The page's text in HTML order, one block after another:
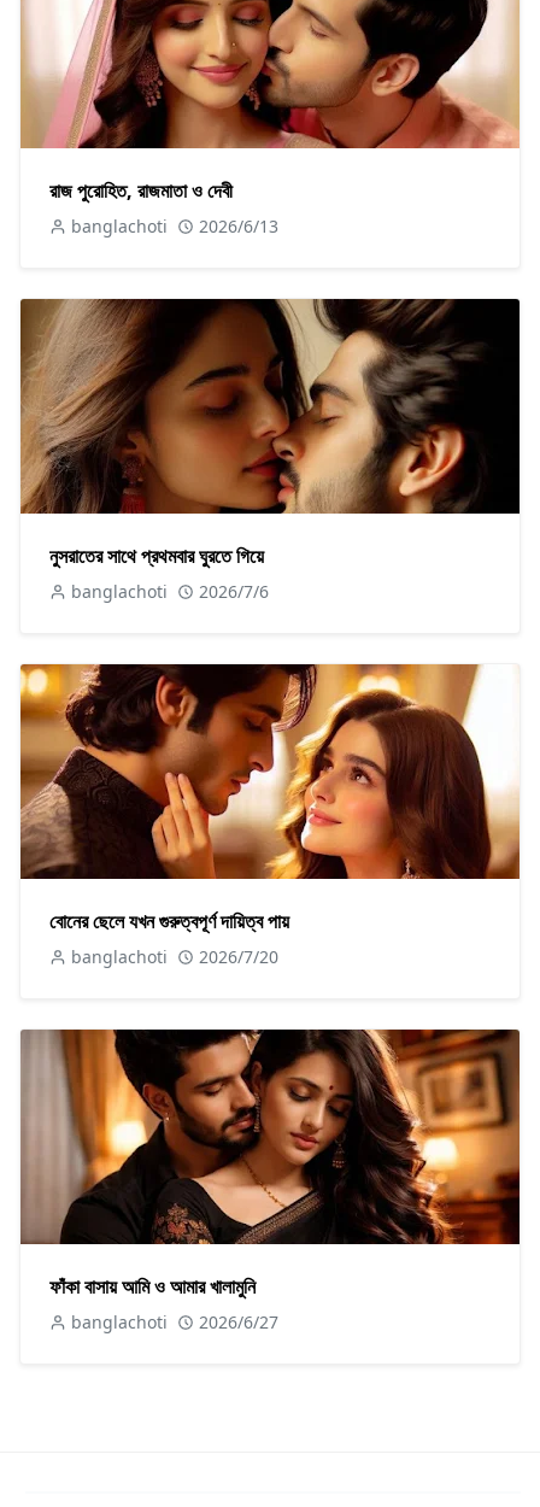
রাজ পুরোহিত, রাজমাতা ও দেবী
banglachoti 2026/6/13
নুসরাতের সাথে প্রথমবার ঘুরতে গিয়ে
banglachoti 2026/7/6
বোনের ছেলে যখন গুরুত্বপূর্ণ দায়িত্ব পায়
banglachoti 2026/7/20
ফাঁকা বাসায় আমি ও আমার খালামুনি
banglachoti 2026/6/27